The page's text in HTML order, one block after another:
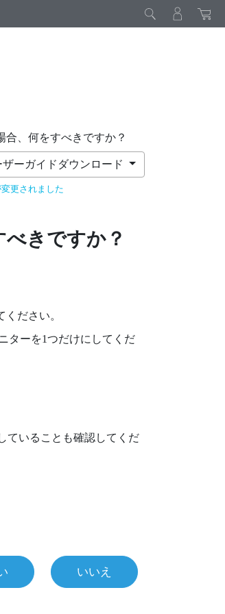
合、何をすべきですか？
更されました
ザーガイドダウンロード
きですか？
ださい。
ターを1つだけにしてくだ
ていることも確認してくだ
いいえ